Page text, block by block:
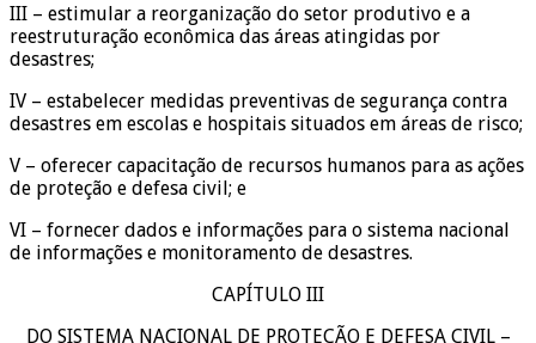
III – estimular a reorganização do setor produtivo e a
reestruturação econômica das áreas atingidas por
desastres;
IV – estabelecer medidas preventivas de segurança contra
desastres em escolas e hospitais situados em áreas de risco;
V – oferecer capacitação de recursos humanos para as ações
de proteção e defesa civil; e
VI – fornecer dados e informações para o sistema nacional
de informações e monitoramento de desastres.
CAPÍTULO III
DO SISTEMA NACIONAL DE PROTEÇÃO E DEFESA CIVIL –